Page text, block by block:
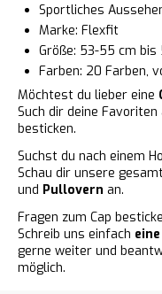
Sportliches
Marke: Flexfit
Größe: 53-55 cm
Farben: 20 Farben,
Möchtest du lieber eine
Such dir deine
besticken.
Suchst du nach einem
Schau dir unsere
und Pullovern an.
Fragen zum Cap
Schreib uns einfach
gerne weiter und
möglich.